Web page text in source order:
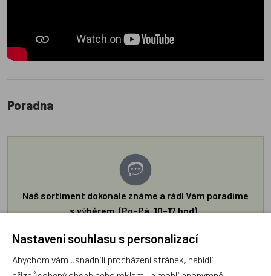
Poradna
Náš sortiment dokonale známe a rádi Vám poradíme
s výběrem (Po–Pá, 10–17 hod).
Dráček.cz
Položit dotaz
Nastavení souhlasu s personalizací
Abychom vám usnadnili procházení stránek, nabídli